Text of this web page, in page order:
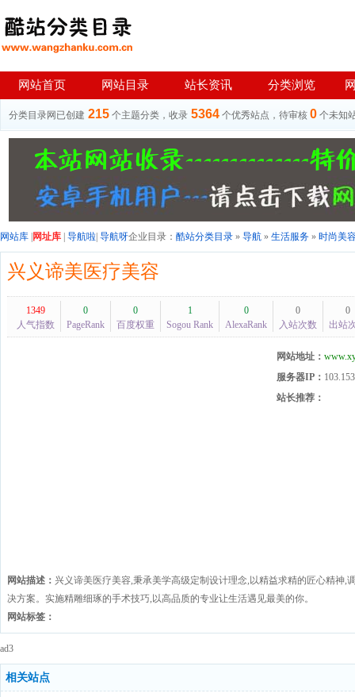
网站首页 网站目录 站长资讯 分类浏览
分类目录网已创建 215 个主题分类，收录 5364 个优秀站点，待审核 0 个未知
网站库 网址库 导航啦 导航呀企业目录： 酷站分类目录 » 导航 » 生活服务 » 时尚美
兴义谛美医疗美容
1349
人气指数
0
PageRank
0
百度权重
1
Sogou Rank
0
AlexaRank
0
入站次数
0
出站
网站地址：
服务器IP：
站长推荐：
网站描述： 兴义谛美医疗美容,秉承美学高级定制设计理念,以精益求精的匠心精神,
决方案。实施精雕细琢的手术技巧,以高品质的专业让生活遇见最美的你。
网站标签：
ad3
相关站点